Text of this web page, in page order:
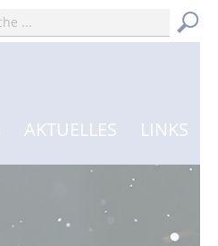
AKTUELLES LINKS